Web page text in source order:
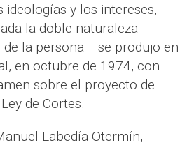
ideologías y los intereses,
la doble naturaleza
la persona— se produjo en
en octubre de 1974, con
sobre el proyecto de
de Cortes.
Labedía Otermín,